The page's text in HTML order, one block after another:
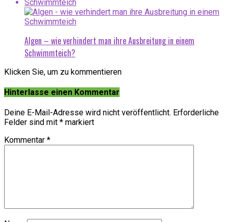
Algen – wie verhindert man ihre Ausbreitung in einem
Schwimmteich?
Klicken Sie, um zu kommentieren
Hinterlasse einen Kommentar
Deine E-Mail-Adresse wird nicht veröffentlicht. Erforderliche
Felder sind mit * markiert
Kommentar *